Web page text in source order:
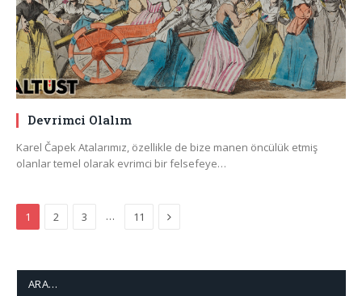
Devrimci Olalım
Karel Čapek Atalarımız, özellikle de bize manen öncülük etmiş
olanlar temel olarak evrimci bir felsefeye…
1 2 3 … 11 Next
ARA…